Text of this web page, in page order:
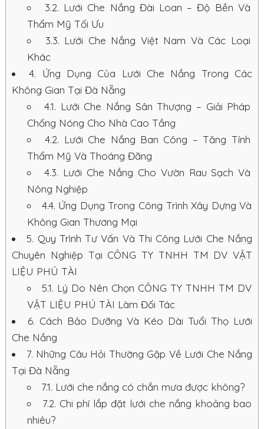
3.2. Lưới Che Nắng Đài Loan – Độ Bền Và
Thẩm Mỹ Tối Ưu
3.3. Lưới Che Nắng Việt Nam Và Các Loại
Khác
4. Ứng Dụng Của Lưới Che Nắng Trong Các
Không Gian Tại Đà Nẵng
4.1. Lưới Che Nắng Sân Thượng – Giải Pháp
Chống Nóng Cho Nhà Cao Tầng
4.2. Lưới Che Nắng Ban Công – Tăng Tính
Thẩm Mỹ Và Thoáng Đãng
4.3. Lưới Che Nắng Cho Vườn Rau Sạch Và
Nông Nghiệp
4.4. Ứng Dụng Trong Công Trình Xây Dựng Và
Không Gian Thương Mại
5. Quy Trình Tư Vấn Và Thi Công Lưới Che Nắng
Chuyên Nghiệp Tại CÔNG TY TNHH TM DV VẬT
LIỆU PHÚ TÀI
5.1. Lý Do Nên Chọn CÔNG TY TNHH TM DV
VẬT LIỆU PHÚ TÀI Làm Đối Tác
6. Cách Bảo Dưỡng Và Kéo Dài Tuổi Thọ Lưới
Che Nắng
7. Những Câu Hỏi Thường Gặp Về Lưới Che Nắng
Tại Đà Nẵng
7.1. Lưới che nắng có chắn mưa được không?
7.2. Chi phí lắp đặt lưới che nắng khoảng bao
nhiêu?